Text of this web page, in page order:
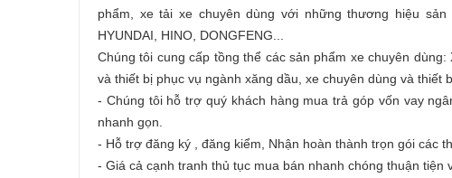
phẩm, xe tải xe chuyên dùng với những thương hiệu
HYUNDAI, HINO, DONGFENG...
Chúng tôi cung cấp tồng thể các sản phẩm xe chuyên dùng:
và thiết bị phục vụ ngành xăng dầu, xe chuyên dùng và thiết
- Chúng tôi hỗ trợ quý khách hàng mua trả gópvốn vay
nhanh gọn.
- Hỗ trợ đăng ký , đăng kiểm, Nhận hoàn thành trọn gói các
- Giá cả cạnh tranh thủ tục mua bán nhanh chóng thuận tiện